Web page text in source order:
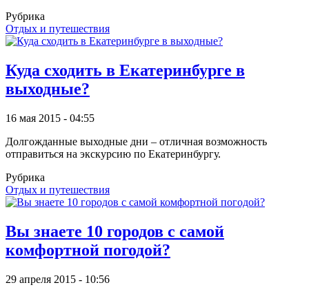
Рубрика
Отдых и путешествия
Куда сходить в Екатеринбурге в
выходные?
16 мая 2015 - 04:55
Долгожданные выходные дни – отличная возможность
отправиться на экскурсию по Екатеринбургу.
Рубрика
Отдых и путешествия
Вы знаете 10 городов с самой
комфортной погодой?
29 апреля 2015 - 10:56